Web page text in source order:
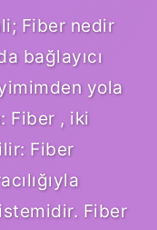
Fiber nedir
bağlayıcı
yola
Fiber , iki
Fiber
Fiber